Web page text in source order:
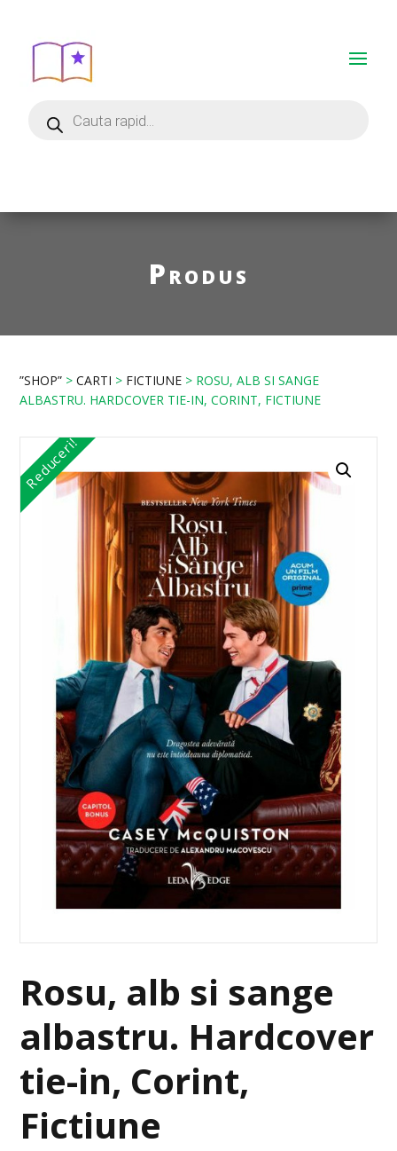
Produs
”SHOP” >CARTI > FICTIUNE > ROSU, ALB SI SANGE
ALBASTRU. HARDCOVER TIE-IN, CORINT, FICTIUNE
Reduceri!
Rosu, alb si sange
albastru. Hardcover
tie-in, Corint,
Fictiune